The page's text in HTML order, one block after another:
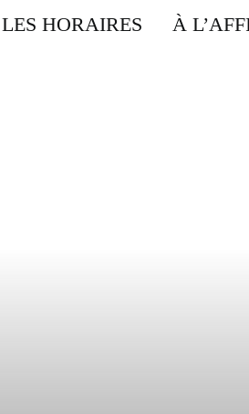
LES HORAIRES À